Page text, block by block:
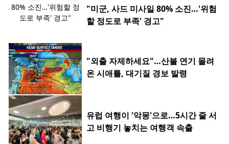
"미군, 사드 미사일 80% 소진…'위험
할 정도로 부족' 경고"
"외출 자제하세요"…산불 연기 몰려
온 시애틀, 대기질 경보 발령
유럽 여행이 '악몽'으로…5시간 줄 서
고 비행기 놓치는 여행객 속출